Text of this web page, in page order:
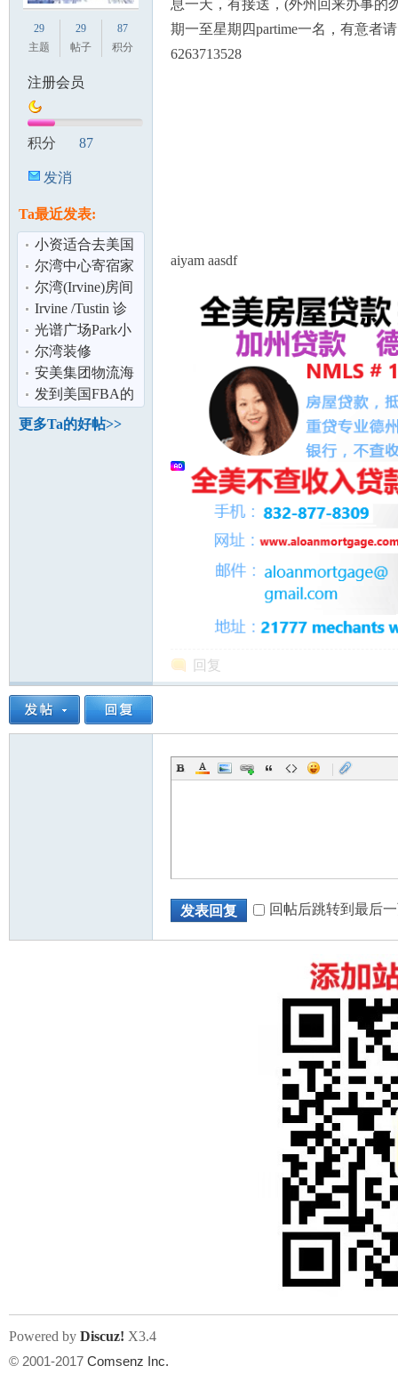
州
29
主题
29
帖子
87
积分
注册会员
积分 87
发消
Ta最近发表:
小资适合去美国
生子吗？
尔湾中心寄宿家
庭
尔湾(Irvine)房间
出租; 近IVC和
Irvine Hig
Irvine /Tustin 诊
所转租或分租
光谱广场Park小
区2B2B诚招长租
短租
尔湾装修
安美集团物流海
外仓 -
Anmeigroup
发到美国FBA的
货被扣在海关怎
么办？如何处
更多Ta的好帖>>
息一天，有接送，(外州回来办事的
期一至星期四partime一名，有意者
6263713528
aiyam aasdf
回复
|
发表回复 回帖后跳转到最后
Powered by Discuz! X3.4
© 2001-2017 Comsenz Inc.